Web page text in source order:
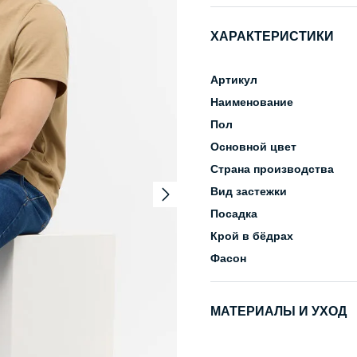
ХАРАКТЕРИСТИКИ
Артикул
Наименование
Пол
Основной цвет
Страна производства
Вид застежки
Посадка
Крой в бёдрах
Фасон
МАТЕРИАЛЫ И УХОД